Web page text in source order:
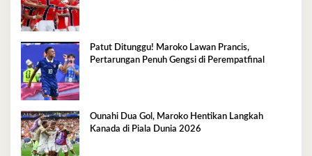
Patut Ditunggu! Maroko Lawan Prancis,
Pertarungan Penuh Gengsi di Perempatfinal
Ounahi Dua Gol, Maroko Hentikan Langkah
Kanada di Piala Dunia 2026